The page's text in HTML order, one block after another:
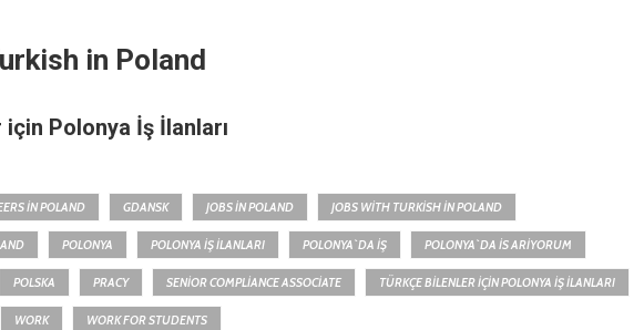
in Poland
Polonya İş İlanları
IN POLAND GDANSK JOBS IN POLAND JOBS WITH TURKISH IN POLAND
POLONYA POLONYA İŞ İLANLARI POLONYA`DA İŞ POLONYA`DA IS ARIYORUM
POLSKA PRACY SENIOR COMPLIANCE ASSOCIATE TÜRKÇE BILENLER IÇIN POLONYA İŞ İLANLARI
WORK WORK FOR STUDENTS